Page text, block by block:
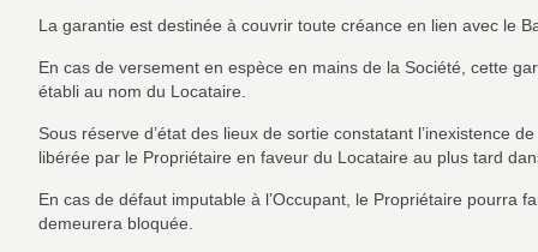
La garantie est destinée à couvrir toute créance en lien avec le
En cas de versement en espèce en mains de la Société, cette
établi au nom du Locataire.
Sous réserve d’état des lieux de sortie constatant l’inexistence
libérée par le Propriétaire en faveur du Locataire au plus tard
En cas de défaut imputable à l’Occupant, le Propriétaire pourra
demeurera bloquée.